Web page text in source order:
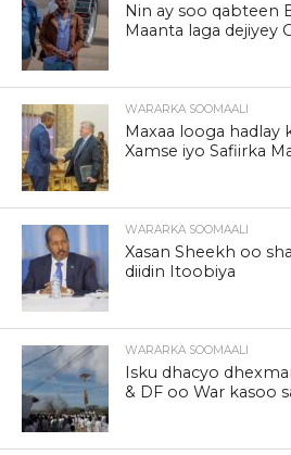
Nin ay soo qabteen
Maanta laga dejiyey
WARARKA SOOMAALI
Maxaa looga hadlay
Xamse iyo Safiirka
WARARKA SOOMAALI
Xasan Sheekh oo
diidin Itoobiya
WARARKA SOOMAALI
Isku dhacyo
& DF oo War kasoo